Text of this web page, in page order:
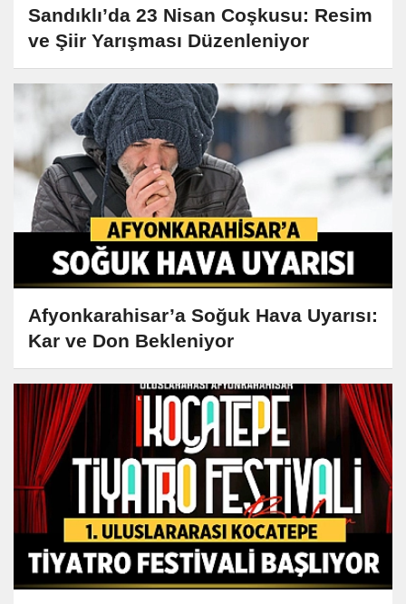
Sandıklı’da 23 Nisan Coşkusu: Resim
ve Şiir Yarışması Düzenleniyor
Afyonkarahisar’a Soğuk Hava Uyarısı:
Kar ve Don Bekleniyor